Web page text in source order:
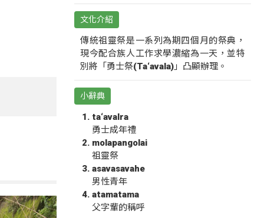
文化介紹
傳統祖靈祭是一系列為期四個月的祭典，
現今配合族人工作求學濃縮為一天，並特
別將「勇士祭(Ta‘avala)」凸顯辦理。
小辭典
ta‘avalra
勇士成年禮
molapangolai
祖靈祭
asavasavahe
男性青年
atamatama
父字輩的稱呼